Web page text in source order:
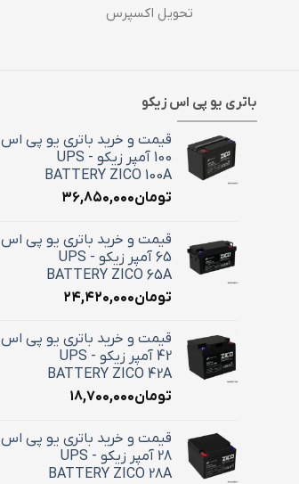
تحویل اکسپرس
باتری یو پی اس زیکو
قیمت و خرید باتری یو پی اس
100 آمپر زیکو - UPS
BATTERY ZICO 100A
تومان۳۶,۸۵۰,۰۰۰
قیمت و خرید باتری یو پی اس
65 آمپر زیکو - UPS
BATTERY ZICO 65A
تومان۲۴,۴۲۰,۰۰۰
قیمت و خرید باتری یو پی اس
42 آمپر زیکو - UPS
BATTERY ZICO 42A
تومان۱۸,۷۰۰,۰۰۰
قیمت و خرید باتری یو پی اس
28 آمپر زیکو - UPS
BATTERY ZICO 28A